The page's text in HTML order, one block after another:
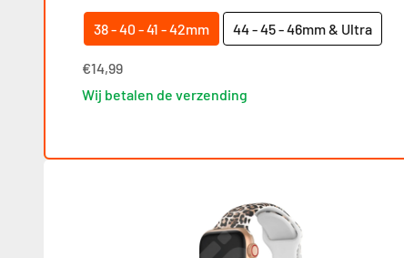
38 - 40 - 41 - 42mm 44 - 45 - 46mm & Ultra
€14,99
Wij betalen de verzending